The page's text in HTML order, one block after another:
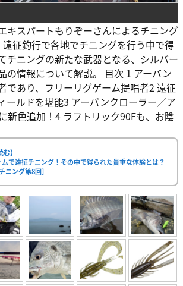
キスパートもりぞーさんによるチニング
征釣行で各地でチニングを行う中で得
チニングの新たな武器となる、シルバー
の情報について解説。 目次 1 アーバン
であり、フリーリグゲーム提唱者2 遠征
ールドを堪能3 アーバンクローラー／ア
新色追加！4 ラフトリック90Fも、お陰
】
で遠征チニング！その中で得られた貴重な体験とは？
ニング第8回］